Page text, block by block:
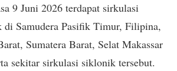
9 Juni 2026 terdapat sirkulasi
di Samudera Pasifik Timur, Filipina,
Sumatera Barat, Selat Makassar
sekitar sirkulasi siklonik tersebut.